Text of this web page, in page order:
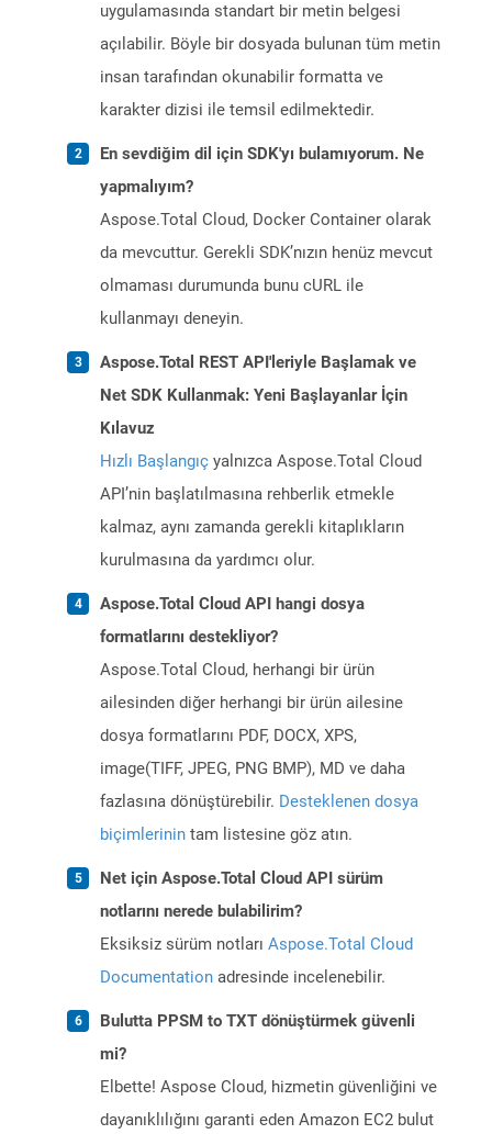
uygulamasında standart bir metin belgesi
açılabilir. Böyle bir dosyada bulunan tüm metin
insan tarafından okunabilir formatta ve
karakter dizisi ile temsil edilmektedir.
En sevdiğim dil için SDK'yı bulamıyorum. Ne
yapmalıyım?
Aspose.Total Cloud, Docker Container olarak
da mevcuttur. Gerekli SDK’nızın henüz mevcut
olmaması durumunda bunu cURL ile
kullanmayı deneyin.
Aspose.Total REST API'leriyle Başlamak ve
Net SDK Kullanmak: Yeni Başlayanlar İçin
Kılavuz
Hızlı Başlangıç yalnızca Aspose.Total Cloud
API’nin başlatılmasına rehberlik etmekle
kalmaz, aynı zamanda gerekli kitaplıkların
kurulmasına da yardımcı olur.
Aspose.Total Cloud API hangi dosya
formatlarını destekliyor?
Aspose.Total Cloud, herhangi bir ürün
ailesinden diğer herhangi bir ürün ailesine
dosya formatlarını PDF, DOCX, XPS,
image(TIFF, JPEG, PNG BMP), MD ve daha
fazlasına dönüştürebilir. Desteklenen dosya
biçimlerinin tam listesine göz atın.
Net için Aspose.Total Cloud API sürüm
notlarını nerede bulabilirim?
Eksiksiz sürüm notları Aspose.Total Cloud
Documentation adresinde incelenebilir.
Bulutta PPSM to TXT dönüştürmek güvenli
mi?
Elbette! Aspose Cloud, hizmetin güvenliğini ve
dayanıklılığını garanti eden Amazon EC2 bulut